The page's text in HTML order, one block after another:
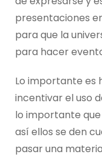
presentaciones
para que la
para hacer
Lo importante es
incentivar el uso
lo importante
así ellos se den
pasar una